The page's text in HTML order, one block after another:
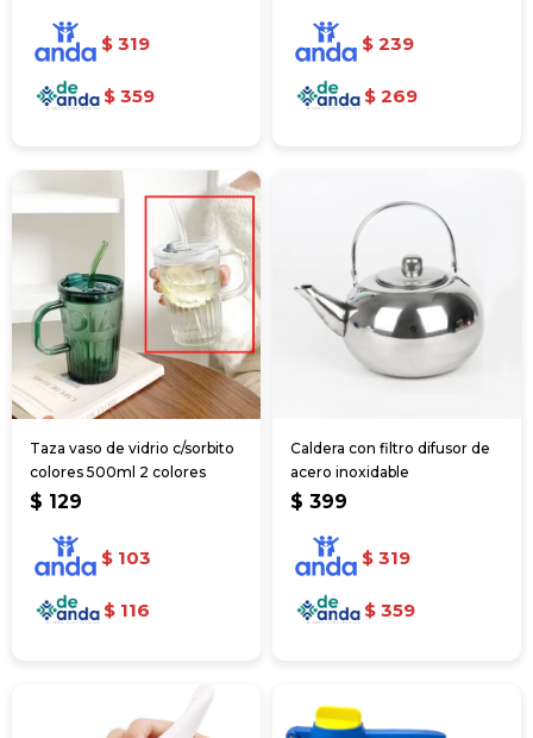
$ 319
$ 359
$ 239
$ 269
Taza vaso de vidrio c/sorbito
colores 500ml 2 colores
$ 129
$ 103
$ 116
Caldera con filtro difusor de
acero inoxidable
$ 399
$ 319
$ 359